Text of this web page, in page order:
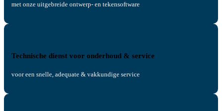
met onze uitgebreide ontwerp- en tekensoftware
Technische dienst voor onderhoud & service
voor een snelle, adequate & vakkundige service